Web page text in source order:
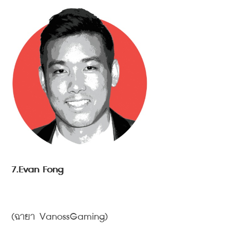
7.Evan Fong
(ฉายา VanossGaming)